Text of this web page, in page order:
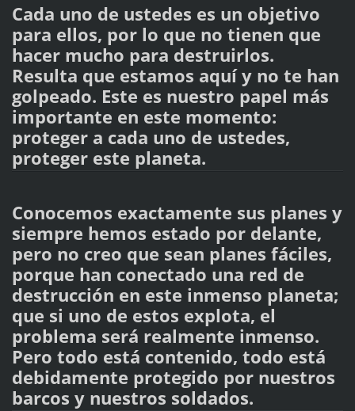
Cada uno de ustedes es un objetivo
para ellos, por lo que no tienen que
hacer mucho para destruirlos.
Resulta que estamos aquí y no te han
golpeado. Este es nuestro papel más
importante en este momento:
proteger a cada uno de ustedes,
proteger este planeta.
Conocemos exactamente sus planes y
siempre hemos estado por delante,
pero no creo que sean planes fáciles,
porque han conectado una red de
destrucción en este inmenso planeta;
que si uno de estos explota, el
problema será realmente inmenso.
Pero todo está contenido, todo está
debidamente protegido por nuestros
barcos y nuestros soldados.